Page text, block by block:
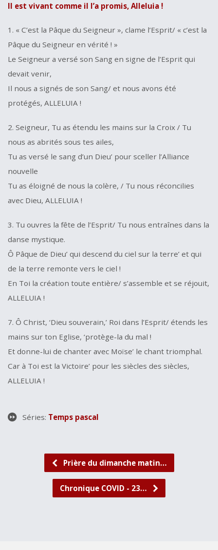
Il est vivant comme il l’a promis, Alleluia !
1. « C’est la Pâque du Seigneur », clame l’Esprit/ « c’est la
Pâque du Seigneur en vérité ! »
Le Seigneur a versé son Sang en signe de l’Esprit qui
devait venir,
Il nous a signés de son Sang/ et nous avons été
protégés, ALLELUIA !
2. Seigneur, Tu as étendu les mains sur la Croix / Tu
nous as abrités sous tes ailes,
Tu as versé le sang d’un Dieu’ pour sceller l’Alliance
nouvelle
Tu as éloigné de nous la colère, / Tu nous réconcilies
avec Dieu, ALLELUIA !
3. Tu ouvres la fête de l’Esprit/ Tu nous entraînes dans la
danse mystique.
Ô Pâque de Dieu’ qui descend du ciel sur la terre’ et qui
de la terre remonte vers le ciel !
En Toi la création toute entière/ s’assemble et se réjouit,
ALLELUIA !
7. Ô Christ, ‘Dieu souverain,’ Roi dans l’Esprit/ étends les
mains sur ton Eglise, ‘protège-la du mal !
Et donne-lui de chanter avec Moïse’ le chant triomphal.
Car à Toi est la Victoire’ pour les siècles des siècles,
ALLELUIA !
Séries: Temps pascal
Prière du dimanche matin…
Chronique COVID - 23…